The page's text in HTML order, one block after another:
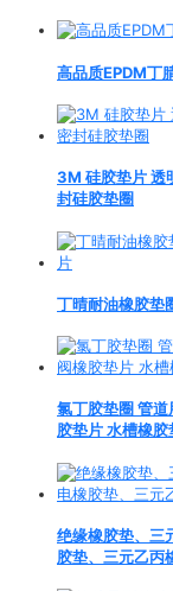
高品质EPDM丁
3M 硅胶垫片 透
封硅胶垫圈
丁晴耐油橡胶垫
氯丁胶垫圈 管
胶垫片 水槽橡胶
绝缘橡胶垫、三
胶垫、三元乙丙